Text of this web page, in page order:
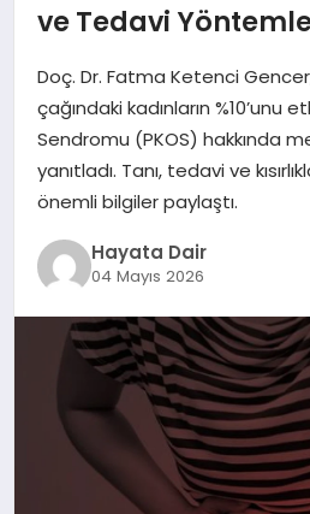
KIMDIR?
NEDIR?
OYUN
RÜYA TABIRLERI
SAĞLIK
TEKNOLOJI
ve Tedavi
Doç. Dr. Fatma Ketenci
çağındaki kadınların %10’unu
Sendromu (PKOS) hakkında
yanıtladı. Tanı, tedavi ve
önemli bilgiler paylaştı.
Hayata Dair
04 Mayıs 2026